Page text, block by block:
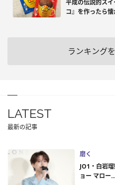
平成の伝説的ス
コ』を作ったら
ランキング
LATEST
最新の記事
磨く
JO1・白岩
ョー マロー...